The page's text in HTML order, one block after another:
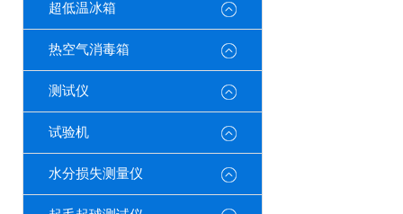
超低温冰箱
热空气消毒箱
测试仪
试验机
水分损失测量仪